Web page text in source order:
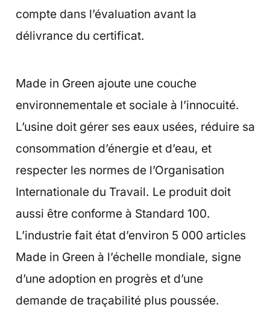
compte dans l’évaluation avant la
délivrance du certificat.
Made in Green ajoute une couche
environnementale et sociale à l’innocuité.
L’usine doit gérer ses eaux usées, réduire sa
consommation d’énergie et d’eau, et
respecter les normes de l’Organisation
Internationale du Travail. Le produit doit
aussi être conforme à Standard 100.
L’industrie fait état d’environ 5 000 articles
Made in Green à l’échelle mondiale, signe
d’une adoption en progrès et d’une
demande de traçabilité plus poussée.